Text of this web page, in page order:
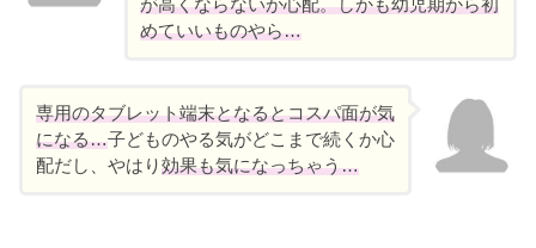
が高くならないか心配。しかも幼児期から初
めていいものやら…
専用のタブレット端末となるとコスパ面が気
になる…子どものやる気がどこまで続くか心
配だし、やはり効果も気になっちゃう…